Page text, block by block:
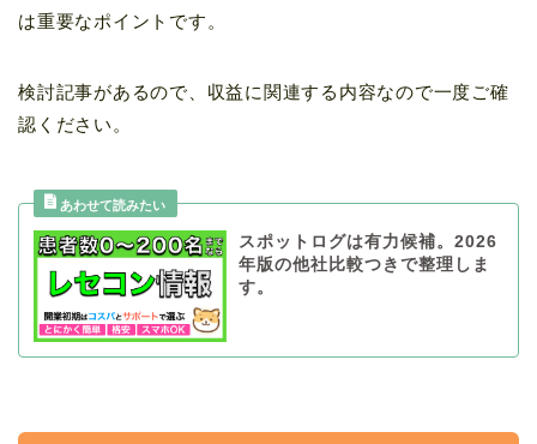
は重要なポイントです。
検討記事があるので、収益に関連する内容なので一度ご確
認ください。
スポットログは有力候補。2026
年版の他社比較つきで整理しま
す。